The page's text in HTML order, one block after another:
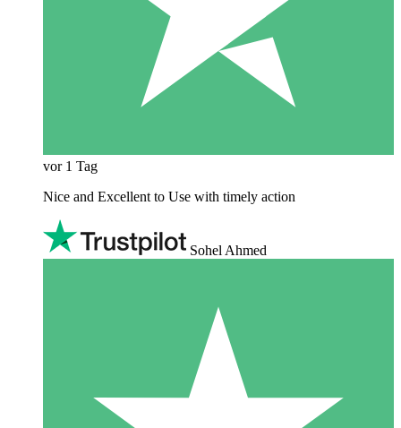
vor 1 Tag
Nice and Excellent to Use with timely action
Sohel Ahmed